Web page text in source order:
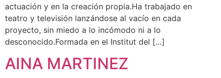
actuación y en la creación propia.Ha trabajado en
teatro y televisión lanzándose al vacío en cada
proyecto, sin miedo a lo incómodo ni a lo
desconocido.Formada en el Institut del […]
AINA MARTINEZ